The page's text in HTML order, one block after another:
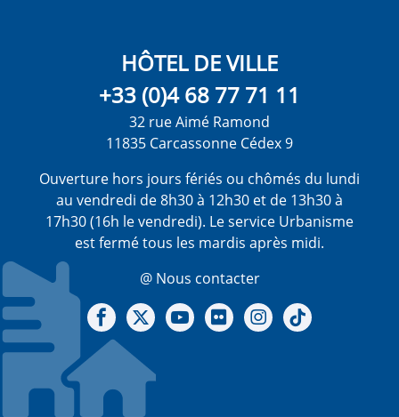
HÔTEL DE VILLE
+33 (0)4 68 77 71 11
32 rue Aimé Ramond
11835 Carcassonne Cédex 9
Ouverture hors jours fériés ou chômés du lundi
au vendredi de 8h30 à 12h30 et de 13h30 à
17h30 (16h le vendredi). Le service Urbanisme
est fermé tous les mardis après midi.
@ Nous contacter
Notre Facebook
Notre X - (twitter)
Notre chaine Youtube
Notre Gallerie sur Flickr
Notre Instagram